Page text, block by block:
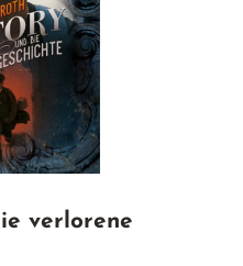
verlorene